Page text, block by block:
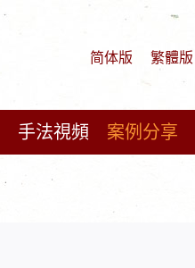
简体版 繁體版
手法視頻 案例分享